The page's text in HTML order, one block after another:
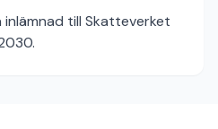
till Skatteverket